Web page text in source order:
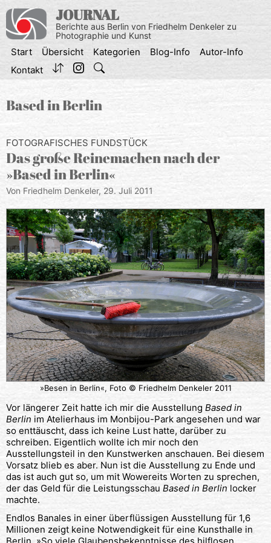
Inhalt
springen
JOURNAL
Berichte aus Berlin von Friedhelm Denkeler zu
Photographie und Kunst
Start Übersicht Kategorien Blog-Info
Autor-Info
Kontakt
Based in Berlin
FOTOGRAFISCHES FUNDSTÜCK
Das große Reinemachen nach der
»Based in Berlin«
Von Friedhelm Denkeler, 29. Juli 2011
»Besen in Berlin«, Foto © Friedhelm Denkeler 2011
Vor längerer Zeit hatte ich mir die Ausstellung Based in
Berlin im Atelierhaus im Monbijou-Park angesehen und war
so enttäuscht, dass ich keine Lust hatte, darüber zu
schreiben. Eigentlich wollte ich mir noch den
Ausstellungsteil in den Kunstwerken anschauen. Bei diesem
Vorsatz blieb es aber. Nun ist die Ausstellung zu Ende und
das ist auch gut so, um mit Wowereits Worten zu sprechen,
der das Geld für die Leistungsschau Based in Berlin locker
machte.
Endlos Banales in einer überflüssigen Ausstellung für 1,6
Millionen zeigt keine Notwendigkeit für eine Kunsthalle in
Berlin. »So viele Glaubensbekenntnisse des hilflosen